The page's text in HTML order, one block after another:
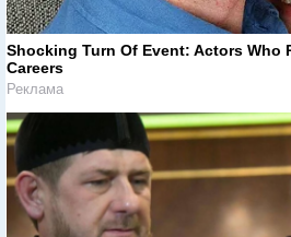
Shocking Turn Of Event: Actors Who
Careers
Реклама